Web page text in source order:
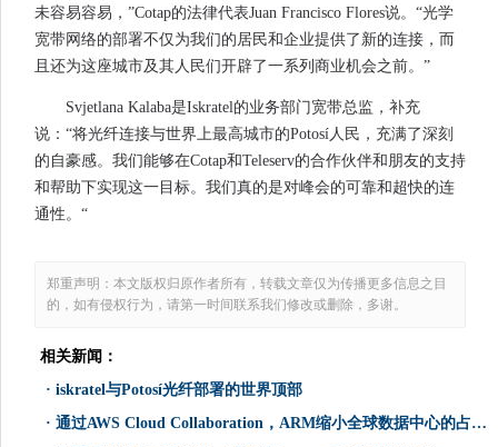
未容易容易，”Cotap的法律代表Juan Francisco Flores说。“光学
宽带网络的部署不仅为我们的居民和企业提供了新的连接，而
且还为这座城市及其人民们开辟了一系列商业机会之前。”
Svjetlana Kalaba是Iskratel的业务部门宽带总监，补充
说：“将光纤连接与世界上最高城市的Potosí人民，充满了深刻
的自豪感。我们能够在Cotap和Teleserv的合作伙伴和朋友的支持
和帮助下实现这一目标。我们真的是对峰会的可靠和超快的连
通性。“
郑重声明：本文版权归原作者所有，转载文章仅为传播更多信息之目
的，如有侵权行为，请第一时间联系我们修改或删除，多谢。
相关新闻：
· iskratel与Potosí光纤部署的世界顶部
· 通过AWS Cloud Collaboration，ARM缩小全球数据中心的占地面积